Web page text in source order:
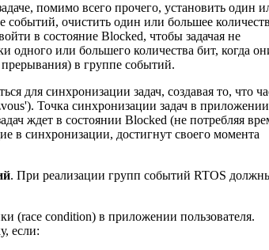
помимо всего прочего, установить один
событий, очистить один или большее
в состояние Blocked, чтобы задачая не
одного или большего количества бит, когда
в группе событий.
для синхронизации задач, создавая то, что
Точка синхронизации задач в
ждет в состоянии Blocked (не потребляя
в синхронизации, достигнут своего момента
. При реализации групп событий RTOS
(race condition) в приложении пользователя.
если: